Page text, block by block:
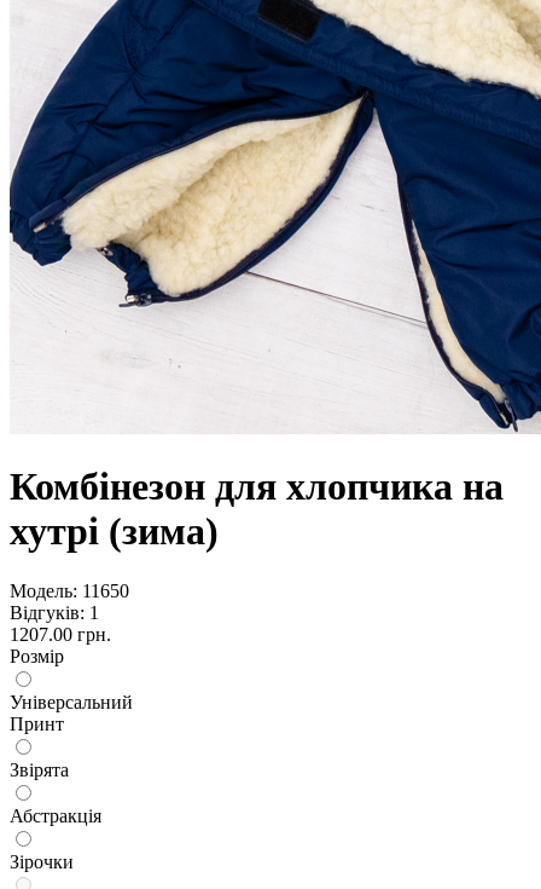
Комбінезон для хлопчика на
хутрі (зима)
Модель: 11650
Відгуків: 1
1207.00 грн.
Розмір
Універсальний
Принт
Звірята
Абстракція
Зірочки